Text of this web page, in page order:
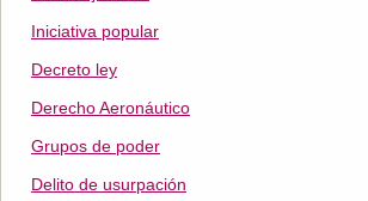
Iniciativa popular
Decreto ley
Derecho Aeronáutico
Grupos de poder
Delito de usurpación